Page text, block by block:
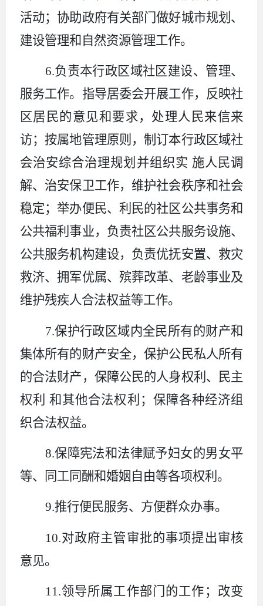
活动；协助政府有关部门做好城市规划、
建设管理和自然资源管理工作。
6.负责本行政区域社区建设、管理、
服务工作。指导居委会开展工作，反映社
区居民的意见和要求，处理人民来信来
访；按属地管理原则，制订本行政区域社
会治安综合治理规划并组织实 施人民调
解、治安保卫工作，维护社会秩序和社会
稳定；举办便民、利民的社区公共事务和
公共福利事业，负责社区公共服务设施、
公共服务机构建设，负责优抚安置、救灾
救济、拥军优属、殡葬改革、老龄事业及
维护残疾人合法权益等工作。
7.保护行政区域内全民所有的财产和
集体所有的财产安全，保护公民私人所有
的合法财产，保障公民的人身权利、民主
权利 和其他合法权利；保障各种经济组
织合法权益。
8.保障宪法和法律赋予妇女的男女平
等、同工同酬和婚姻自由等各项权利。
9.推行便民服务、方便群众办事。
10.对政府主管审批的事项提出审核
意见。
11.领导所属工作部门的工作；改变